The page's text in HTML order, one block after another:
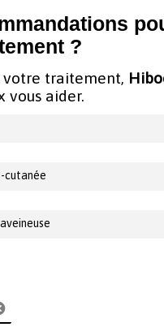
?
votre traitement,
vous aider.
cutanée